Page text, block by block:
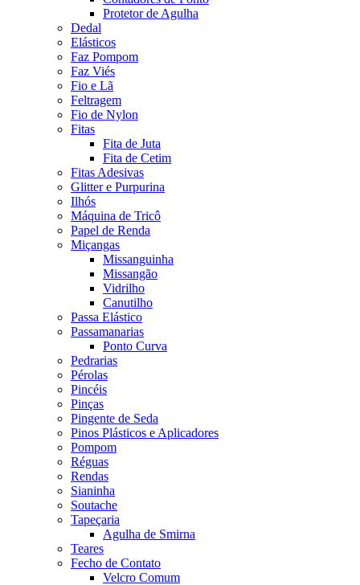
Protetor de Agulha
Dedal
Elásticos
Faz Pompom
Faz Viés
Fio e Lã
Feltragem
Fio de Nylon
Fitas
Fita de Juta
Fita de Cetim
Fitas Adesivas
Glitter e Purpurina
Ilhós
Máquina de Tricô
Papel de Renda
Miçangas
Missanguinha
Missangão
Vidrilho
Canutilho
Passa Elástico
Passamanarias
Ponto Curva
Pedrarias
Pérolas
Pincéis
Pinças
Pingente de Seda
Pinos Plásticos e Aplicadores
Pompom
Réguas
Rendas
Sianinha
Soutache
Tapeçaria
Agulha de Smirna
Teares
Fecho de Contato
Velcro Comum